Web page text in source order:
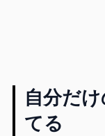
自分だ
てる